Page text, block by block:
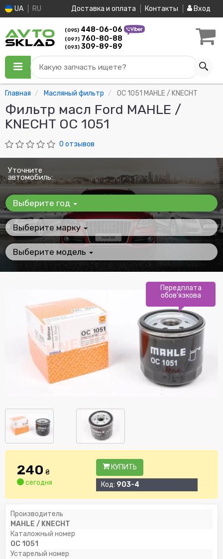
UA RU Доставка и оплата Контакты Вход
(095) 448-06-06
(097) 760-80-88
(093) 309-89-89
Какую запчасть ищете?
Главная Масляный фильтр OC 1051 MAHLE / KNECHT
Фильтр масл Ford MAHLE /
KNECHT OC 1051
0 отзывов
Уточните
автомобиль:
Выберите год
Выберите марку
Выберите модель
Передплата
обов'язкова
240 ₴
сегодня
КУПИТЬ
Код: 903-4
Производитель
MAHLE / KNECHT
Каталожный номер
OC 1051
Устарелый номер